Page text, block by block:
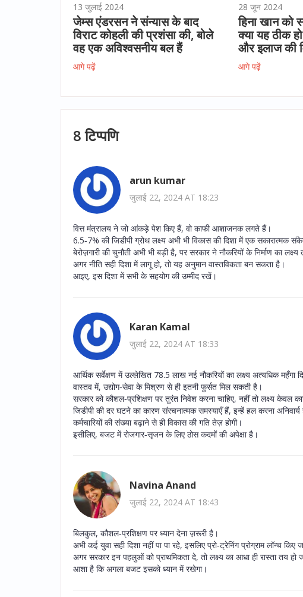
13 जुलाई 2024
जेम्स एंडरसन ने संन्यास के बाद
विराट कोहली की प्रशंसा की, बोले
वह एक अविश्वसनीय बल हैं
आगे पढ़ें
28 जून 2024
हिना खान
क्या यह ठीक
और इलाज की
आगे पढ़ें
8 टिप्पणि
arun kumar
जुलाई 22, 2024 AT 18:23
वित्त मंत्रालय ने जो आंकड़े पेश किए हैं, वो काफी आशाजनक लगते हैं।
6.5‑7% की जिडीपी ग्रोथ लक्ष्य अभी भी विकास की दिशा में एक सकारात्मक
बेरोज़गारी की चुनौती अभी भी बड़ी है, पर सरकार ने नौकरियों के निर्माण का
अगर नीति सही दिशा में लागू हो, तो यह अनुमान वास्तविकता बन सकता है।
आइए, इस दिशा में सभी के सहयोग की उम्मीद रखें।
Karan Kamal
जुलाई 22, 2024 AT 18:33
आर्थिक सर्वेक्षण में उल्लेखित 78.5 लाख नई नौकरियों का लक्ष्य अत्यधिक महँगा
वास्तव में, उद्योग‑सेवा के मिश्रण से ही इतनी फुर्सत मिल सकती है।
सरकार को कौशल‑प्रशिक्षण पर तुरंत निवेश करना चाहिए, नहीं तो लक्ष्य केवल
जिडीपी की दर घटने का कारण संरचनात्मक समस्याएँ हैं, इन्हें हल करना अनिवार्य
कर्मचारियों की संख्या बढ़ाने से ही विकास की गति तेज़ होगी।
इसीलिए, बजट में रोजगार‑सृजन के लिए ठोस कदमों की अपेक्षा है।
Navina Anand
जुलाई 22, 2024 AT 18:43
बिलकुल, कौशल‑प्रशिक्षण पर ध्यान देना ज़रूरी है।
अभी कई युवा सही दिशा नहीं पा पा रहे, इसलिए प्रो‑ट्रेनिंग प्रोग्राम लॉन्च किए
अगर सरकार इन पहलुओं को प्राथमिकता दे, तो लक्ष्य का आधा ही रास्ता तय हो
आशा है कि अगला बजट इसको ध्यान में रखेगा।